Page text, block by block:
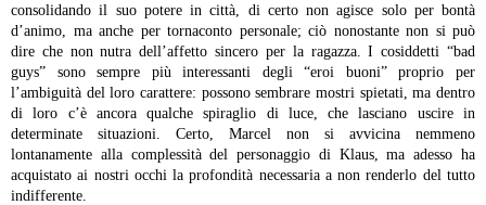
consolidando il suo potere in città, di certo non agisce solo per bontà
d’animo, ma anche per tornaconto personale; ciò nonostante non si può
dire che non nutra dell’affetto sincero per la ragazza. I cosiddetti “bad
guys” sono sempre più interessanti degli “eroi buoni” proprio per
l’ambiguità del loro carattere: possono sembrare mostri spietati, ma dentro
di loro c’è ancora qualche spiraglio di luce, che lasciano uscire in
determinate situazioni. Certo, Marcel non si avvicina nemmeno
lontanamente alla complessità del personaggio di Klaus, ma adesso ha
acquistato ai nostri occhi la profondità necessaria a non renderlo del tutto
indifferente.